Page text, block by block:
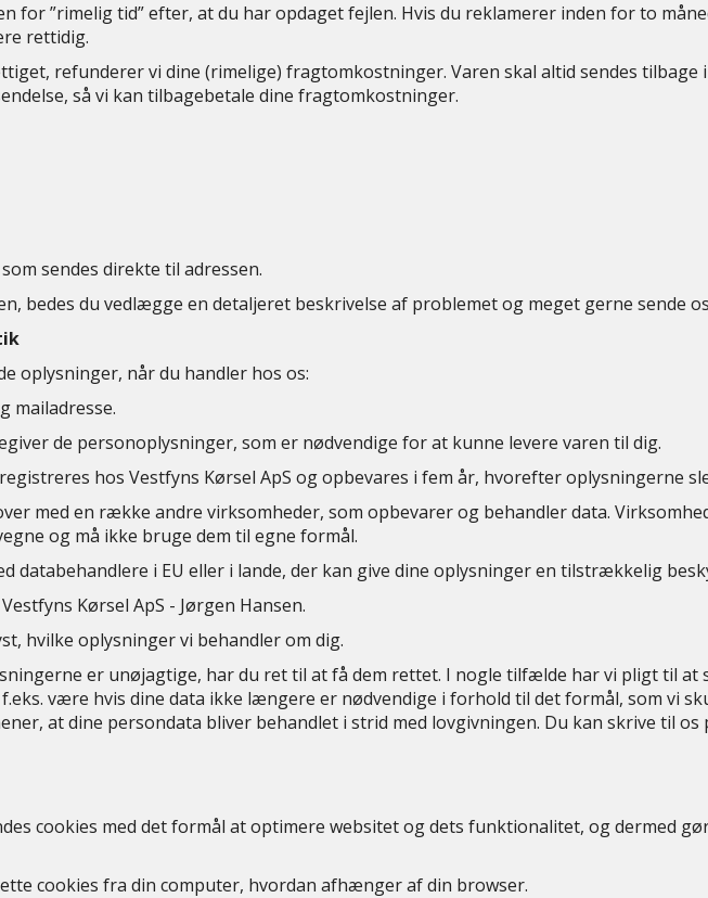
for ”rimelig tid” efter, at du har opdaget fejlen. Hvis du reklamerer inden for to
rettidig.
refunderer vi dine (rimelige) fragtomkostninger. Varen skal altid sendes tilbage
så vi kan tilbagebetale dine fragtomkostninger.
sendes direkte til adressen.
bedes du vedlægge en detaljeret beskrivelse af problemet og meget gerne sende
oplysninger, når du handler hos os:
mailadresse.
de personoplysninger, som er nødvendige for at kunne levere varen til dig.
hos Vestfyns Kørsel ApS og opbevares i fem år, hvorefter oplysningerne
med en række andre virksomheder, som opbevarer og behandler data.
og må ikke bruge dem til egne formål.
databehandlere i EU eller i lande, der kan give dine oplysninger en tilstrækkelig
Kørsel ApS - Jørgen Hansen.
hvilke oplysninger vi behandler om dig.
er unøjagtige, har du ret til at få dem rettet. I nogle tilfælde har vi pligt til at
være hvis dine data ikke længere er nødvendige i forhold til det formål, som vi
at dine persondata bliver behandlet i strid med lovgivningen. Du kan skrive til os
cookies med det formål at optimere websitet og dets funktionalitet, og dermed
cookies fra din computer, hvordan afhænger af din browser.